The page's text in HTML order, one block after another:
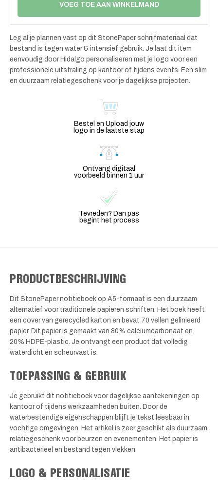
VOEG TOE AAN WINKELMAND
Leg al je plannen vast op dit StonePaper schrijfmateriaal dat
bestand is tegen water & intensief gebruik. Je laat dit item
eenvoudig door Hidalgo personaliseren met je logo voor een
professionele uitstraling op kantoor of tijdens events. Een slim
en duurzaam relatiegeschenk voor je dagelijkse projecten.
Bestel en Upload jouw
logo in de laatste stap
Ontvang digitaal
voorbeeld binnen 1 uur
Tevreden? Dan pas
begint het process
PRODUCTBESCHRIJVING
Dit StonePaper notitieboek op A5-formaat is een duurzaam
alternatief voor traditionele papieren schriften. Het boek heeft
een cover van gerecycled karton en bevat 70 vellen gelinieerd
papier. Dit papier is gemaakt van 80% calciumcarbonaat en
20% HDPE-plastic. Je ontvangt een product dat volledig
waterdicht en scheurvast is.
TOEPASSING & GEBRUIK
Je gebruikt dit notitieboek voor dagelijkse aantekeningen op
kantoor of tijdens werkzaamheden buiten. Door de
waterbestendige eigenschappen blijft je tekst leesbaar in
vochtige omgevingen. Het artikel is zeer geschikt als duurzaam
relatiegeschenk voor beurzen en evenementen. Het papier is
antibacterieel en bestand tegen vlekken.
LOGO & PERSONALISATIE